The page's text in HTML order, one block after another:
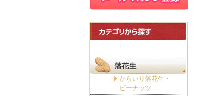
からいり落花生・
ピーナッツ